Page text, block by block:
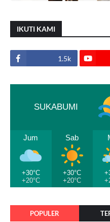
IKUTI KAMI
1.5k
SUKABUMI
Jum
+30°C
+20°C
Sab
+30°C
+20°C
POPULER